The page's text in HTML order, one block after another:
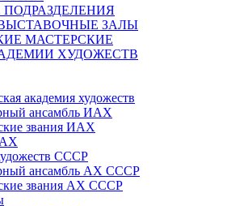
ЗАЛЫ
МАСТЕРСКИЕ
ХУДОЖЕСТВ
академия художеств
ансамбль ИАХ
звания ИАХ
СССР
ансамбль АХ СССР
звания АХ СССР